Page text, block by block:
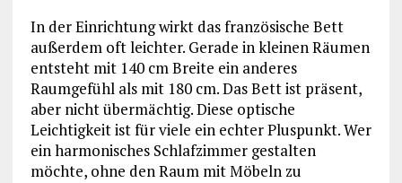
In der Einrichtung wirkt das französische Bett
außerdem oft leichter. Gerade in kleinen Räumen
entsteht mit 140 cm Breite ein anderes
Raumgefühl als mit 180 cm. Das Bett ist präsent,
aber nicht übermächtig. Diese optische
Leichtigkeit ist für viele ein echter Pluspunkt. Wer
ein harmonisches Schlafzimmer gestalten
möchte, ohne den Raum mit Möbeln zu